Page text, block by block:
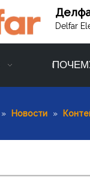
Delfar
» Новости »